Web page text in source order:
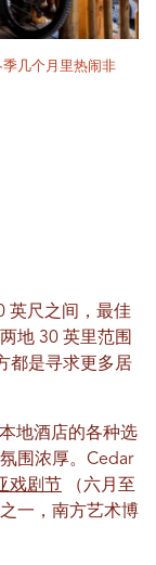
几个月里热闹非
英尺之间，最佳
地 30 英里范围
都是寻求更多居
地酒店的各种选
围浓厚。Cedar
戏剧节
（六月至
一，南方艺术博